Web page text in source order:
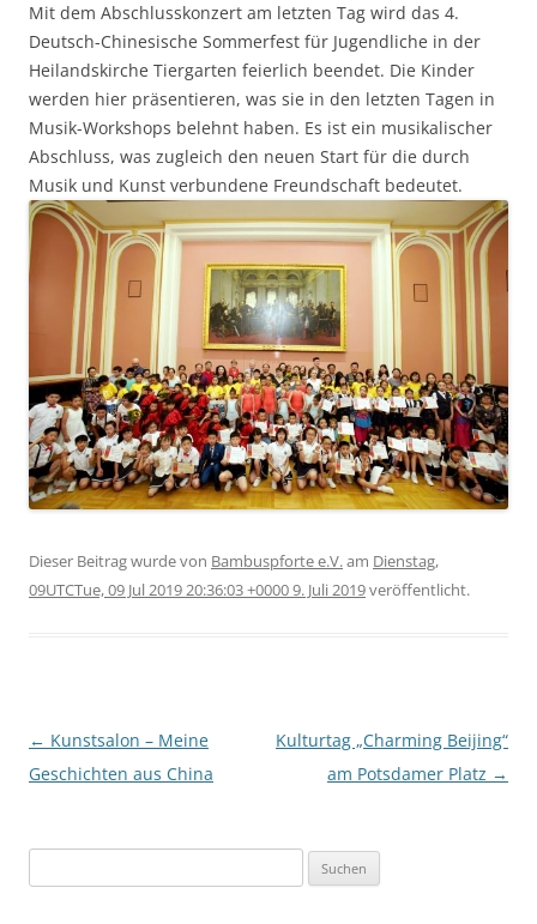
Mit dem Abschlusskonzert am letzten Tag wird das 4.
Deutsch-Chinesische Sommerfest für Jugendliche in der
Heilandskirche Tiergarten feierlich beendet. Die Kinder
werden hier präsentieren, was sie in den letzten Tagen in
Musik-Workshops belehnt haben. Es ist ein musikalischer
Abschluss, was zugleich den neuen Start für die durch
Musik und Kunst verbundene Freundschaft bedeutet.
Dieser Beitrag wurdevon Bambuspforte e.V.am Dienstag,
09UTCTue, 09 Jul 2019 20:36:03 +0000 9. Juli 2019veröffentlicht.
Beitragsnavigation
← Kunstsalon – Meine
Geschichten aus China
Kulturtag „Charming Beijing“
am Potsdamer Platz →
nach: